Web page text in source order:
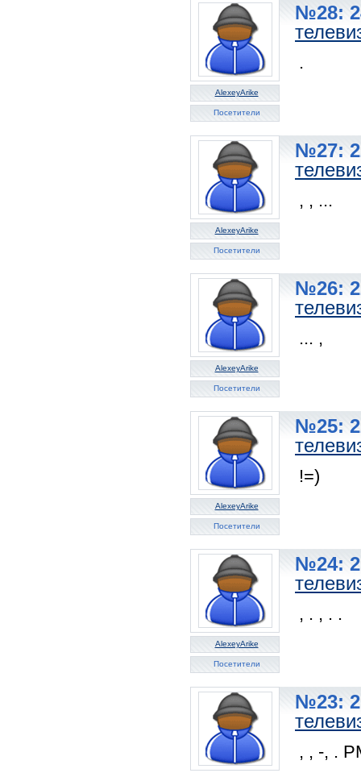
AlexeyArike
Посетители
№28:
.
AlexeyArike
Посетители
№27:
, , ...
AlexeyArike
Посетители
№26:
... ,
AlexeyArike
Посетители
№25:
!=)
AlexeyArike
Посетители
№24:
, . , . .
№23:
, , -, .